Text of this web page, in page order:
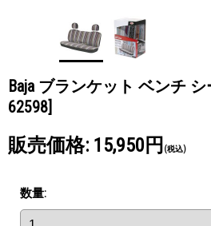
Baja ブランケット ベンチ
62598]
販売価格: 15,950円 (税込)
数量: